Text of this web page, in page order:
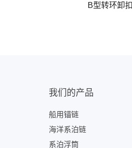
B型转环卸扣
我们的产品
船用锚链
海洋系泊链
系泊浮筒